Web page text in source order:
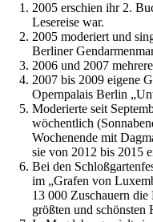
2005 erschien ihr 2.
Lesereise war.
2005 moderiert und
Berliner
2006 und 2007
2007 bis 2009 eigene
Opernpalais Berlin
Moderierte seit
wöchentlich
Wochenende mit
sie von 2012 bis 2015
Bei den
im „Grafen von
13 000 Zuschauern
größten und schönsten